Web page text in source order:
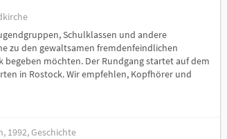
Schulklassen und andere
zu den gewaltsamen fremdenfeindlichen
begeben möchten. Der Rundgang startet auf dem
in Rostock. Wir empfehlen, Kopfhörer und
1992, Geschichte